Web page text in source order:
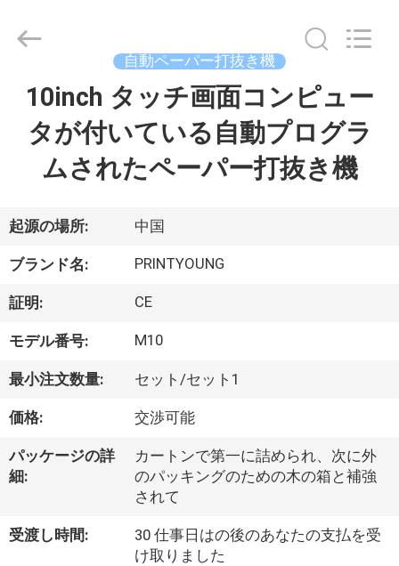
ダ
ク
ト
ビ
オ
達
2015
International
Reserved.
自動ペーパー打抜き機
10inch タッチ画面コンピュー
タが付いている自動プログラ
ムされたペーパー打抜き機
起源の場所: 中国
ブランド名: PRINTYOUNG
証明: CE
モデル番号: M10
最小注文数量: セット/セット1
価格: 交渉可能
パッケージの詳
細:
カートンで第一に詰められ、次に外
のパッキングのための木の箱と補強
されて
受渡し時間:
30 仕事日はの後のあなたの支払を受
け取りました